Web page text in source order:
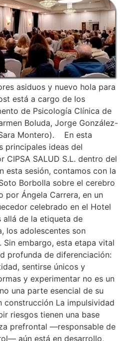
asiduos y nuevo hola para
está a cargo de los
de Psicología Clínica de
Boluda, Jorge González-
Montero). En esta
principales ideas del
CIPSA SALUD S.L. dentro del
esta sesión, contamos con la
Borbolla sobre el cerebro
por Ángela Carrera, en un
celebrado en el Hotel
allá de la etiqueta de
los adolescentes son
embargo, esta etapa vital
profunda de diferenciación:
sentirse únicos y
y experimentar no es un
una parte esencial de su
construcción La impulsividad
riesgos tienen una base
prefrontal —responsable de
aún está en desarrollo,